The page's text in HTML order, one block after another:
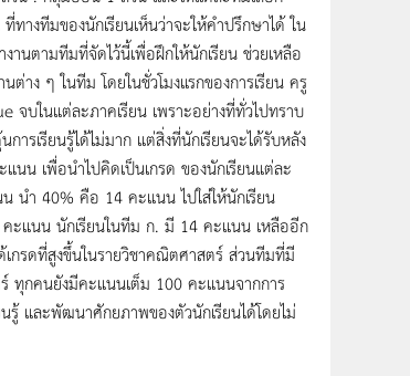
างทีมของนักเรียนเห็นว่าจะให้คำปรึกษาได้ ใน
านตามทีมที่จัดไว้นี้เพื่อฝึกให้นักเรียน ช่วยเหลือ
าง ๆ ในทีม โดยในชั่วโมงแรกของการเรียน ครู
จบในแต่ละภาคเรียน เพราะอย่างที่ทั่วไปทราบ
ารเรียนรู้ได้ไม่มาก แต่สิ่งที่นักเรียนจะได้รับหลัง
น เพื่อนำไปคิดเป็นเกรด ของนักเรียนแต่ละ
นำ 40% คือ 14 คะแนน ไปใส่ให้นักเรียน
แนน นักเรียนในทีม ก. มี 14 คะแนน เหลืออีก
เกรดที่สูงขึ้นในรายวิชาคณิตศาสตร์ ส่วนทีมที่มี
ทุกคนยังมีคะแนนเต็ม 100 คะแนนจากการ
รู้ และพัฒนาศักยภาพของตัวนักเรียนได้โดยไม่